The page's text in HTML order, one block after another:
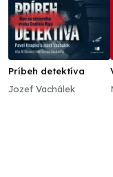
Príbeh detektíva
Jozef Vachálek